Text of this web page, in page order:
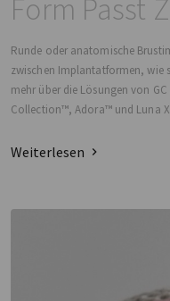
Form Passt
Runde oder anatomische
zwischen Implantatformen, wie
mehr über die Lösungen von
Collection™, Adora™ und Luna
Weiterlesen